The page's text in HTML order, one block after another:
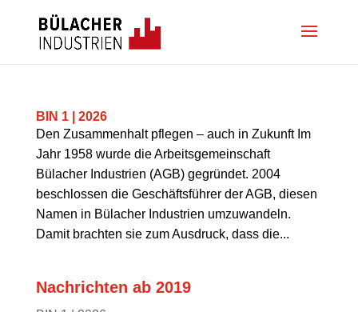
BIN 1 | 2026
Den Zusammenhalt pflegen – auch in Zukunft Im
Jahr 1958 wurde die Arbeitsgemeinschaft
Bülacher Industrien (AGB) gegründet. 2004
beschlossen die Geschäftsführer der AGB, diesen
Namen in Bülacher Industrien umzuwandeln.
Damit brachten sie zum Ausdruck, dass die...
Nachrichten ab 2019